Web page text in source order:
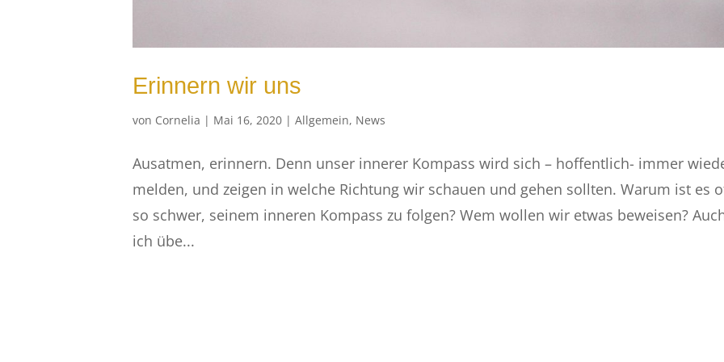
Erinnern wir uns
von Cornelia | Mai 16, 2020 | Allgemein, News
Ausatmen, erinnern. Denn unser innerer Kompass wird sich – hoffentlich- immer
melden, und zeigen in welche Richtung wir schauen und gehen sollten. Warum ist es
so schwer, seinem inneren Kompass zu folgen? Wem wollen wir etwas beweisen?
ich übe...